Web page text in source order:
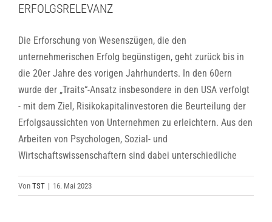
ERFOLGSRELEVANZ
Die Erforschung von Wesenszügen, die den
unternehmerischen Erfolg begünstigen, geht zurück bis in
die 20er Jahre des vorigen Jahrhunderts. In den 60ern
wurde der „Traits“-Ansatz insbesondere in den USA verfolgt
- mit dem Ziel, Risikokapitalinvestoren die Beurteilung der
Erfolgsaussichten von Unternehmen zu erleichtern. Aus den
Arbeiten von Psychologen, Sozial- und
Wirtschaftswissenschaftern sind dabei unterschiedliche
Von TST | 16. Mai 2023